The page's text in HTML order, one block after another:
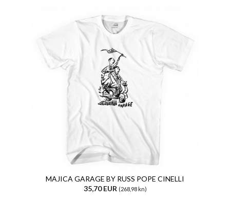
MAJICA GARAGE BY RUSS POPE CINELLI
35,70 EUR (268,98 kn)